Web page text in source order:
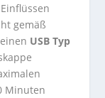
gemäß
USB Typ
Minuten